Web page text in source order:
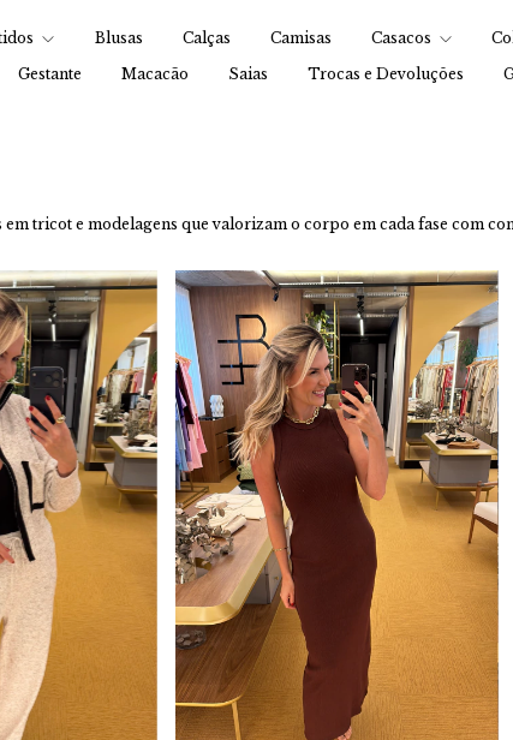
Blusas Calças Camisas Casacos
Gestante Macacão Saias Trocas e Devoluções
tricot e modelagens que valorizam o corpo em cada fase com